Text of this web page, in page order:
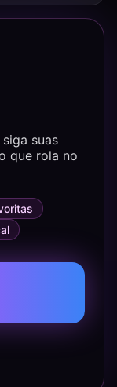
suas
que rola no